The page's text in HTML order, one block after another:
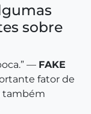
sobre
— FAKE
fator de
também